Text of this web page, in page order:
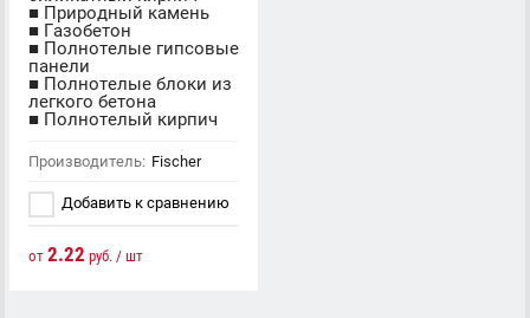
■ Природный камень
■ Газобетон
■ Полнотелые гипсовые
панели
■ Полнотелые блоки из
легкого бетона
■ Полнотелый кирпич
Производитель: Fischer
Добавить к сравнению
от 2.22 руб. / шт